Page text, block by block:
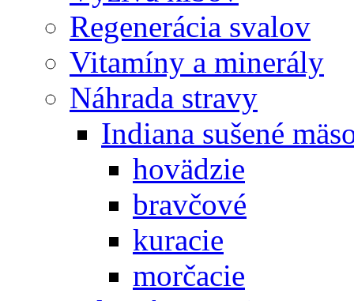
Regenerácia svalov
Vitamíny a minerály
Náhrada stravy
Indiana sušené
hovädzie
bravčové
kuracie
morčacie